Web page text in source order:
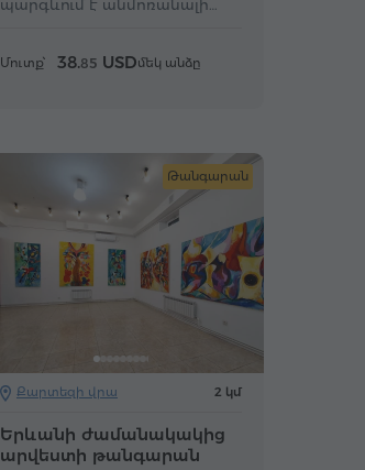
պարգևում է անմոռանալի
Մուտք՝ 38.85USDմեկ անձը
Թանգարան
Քարտեզի վրա 2 կմ
Երևանի ժամանակակից
արվեստի թանգարան